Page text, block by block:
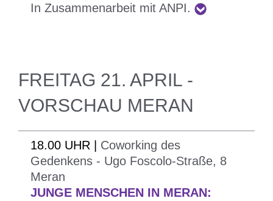
In Zusammenarbeit mit ANPI.
Der 12. September 1944 wird mit dem
FREITAG 21. APRIL -
VORSCHAU MERAN
18.00 UHR | Coworking des
Gedenkens - Ugo Foscolo-Straße, 8
Meran
JUNGE MENSCHEN IN MERAN: